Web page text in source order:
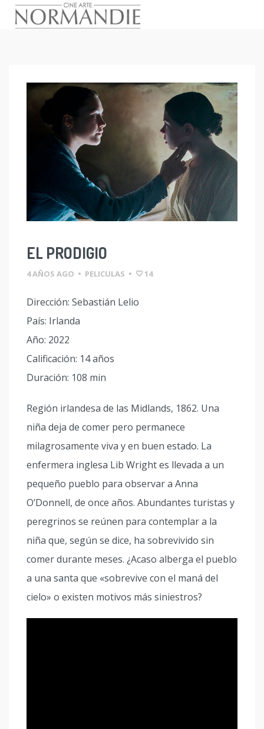
EL PRODIGIO
4 AÑOS AGO • PELICULAS • 14
Dirección: Sebastián Lelio
País: Irlanda
Año: 2022
Calificación: 14 años
Duración: 108 min
Región irlandesa de las Midlands, 1862. Una
niña deja de comer pero permanece
milagrosamente viva y en buen estado. La
enfermera inglesa Lib Wright es llevada a un
pequeño pueblo para observar a Anna
O’Donnell, de once años. Abundantes turistas y
peregrinos se reúnen para contemplar a la
niña que, según se dice, ha sobrevivido sin
comer durante meses. ¿Acaso alberga el pueblo
a una santa que «sobrevive con el maná del
cielo» o existen motivos más siniestros?